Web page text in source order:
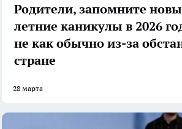
Родители, запомните
летние каникулы в 2026
не как обычно из-за
стране
28 марта